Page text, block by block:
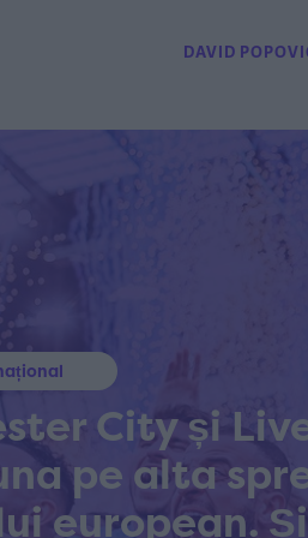
DAVID
City și
pe alta
european.